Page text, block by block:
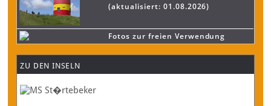
(aktualisiert: 01.08.2026)
Fotos zur freien Verwendung
ZU DEN INSELN